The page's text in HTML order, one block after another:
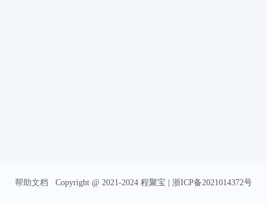
帮助文档 Copyright @ 2021-2024 程聚宝 | 浙ICP备2021014372号